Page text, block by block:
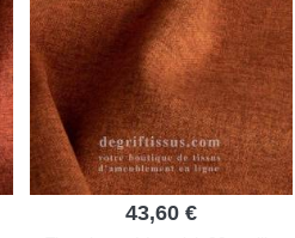
43,60 €